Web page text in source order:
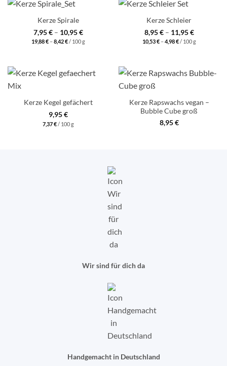
Kerze Spirale
7,95€– 10,95€
19,88€–8,42€/ 100g
Kerze Schleier
8,95€– 11,95€
10,53€–4,98€/ 100g
Kerze Kegel gefächert
9,95€
7,37€/ 100g
Kerze Rapswachs vegan –
Bubble Cube groß
8,95€
Wir sind für dich da
Handgemacht in Deutschland